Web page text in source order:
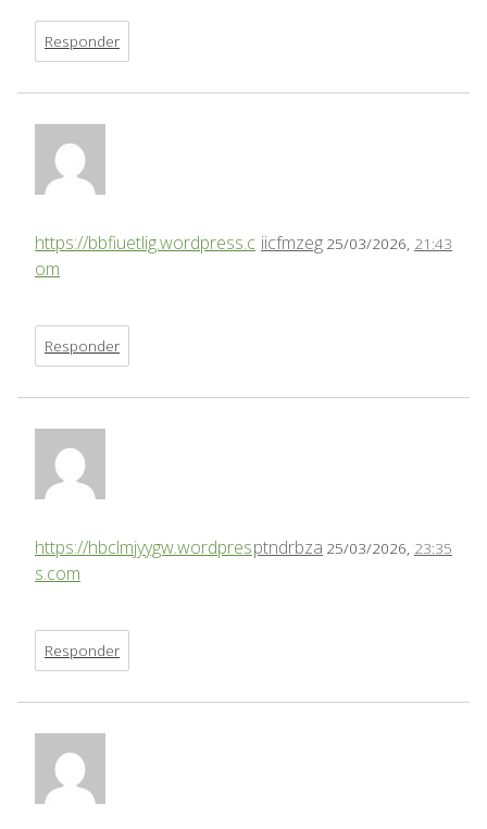
Responder
iicfmzeg 25/03/2026, 21:43
https://bbfiuetlig.wordpress.c
om
Responder
ptndrbza 25/03/2026, 23:35
https://hbclmjyygw.wordpres
s.com
Responder